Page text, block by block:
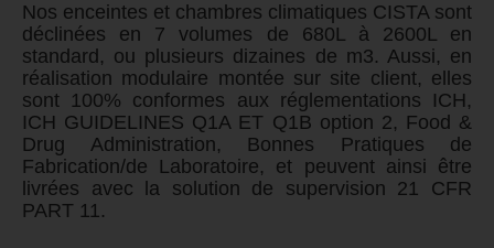
Nos enceintes et chambres climatiques CISTA sont
déclinées en 7 volumes de 680L à 2600L en
standard, ou plusieurs dizaines de m3. Aussi, en
réalisation modulaire montée sur site client, elles
sont 100% conformes aux réglementations ICH,
ICH GUIDELINES Q1A ET Q1B option 2, Food &
Drug Administration, Bonnes Pratiques de
Fabrication/de Laboratoire, et peuvent ainsi être
livrées avec la solution de supervision 21 CFR
PART 11.